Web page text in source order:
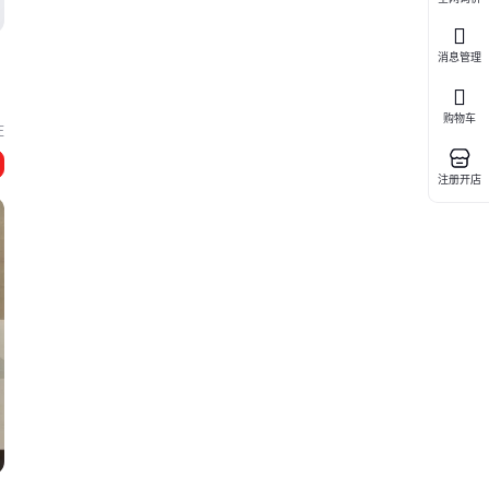
消息管理
购物车
注册开店